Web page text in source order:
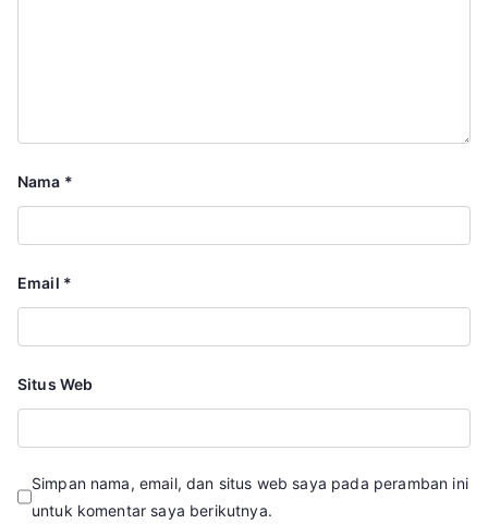
Nama *
Email *
Situs Web
Simpan nama, email, dan situs web saya pada peramban ini
untuk komentar saya berikutnya.